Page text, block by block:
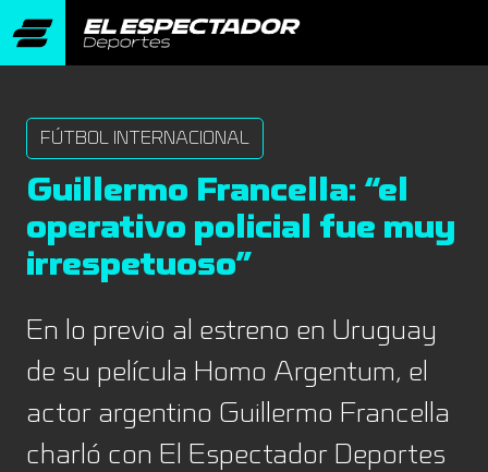
FÚTBOL INTERNACIONAL
Guillermo Francella: “el
operativo policial fue muy
irrespetuoso”
En lo previo al estreno en Uruguay
de su película Homo Argentum, el
actor argentino Guillermo Francella
charló con El Espectador Deportes